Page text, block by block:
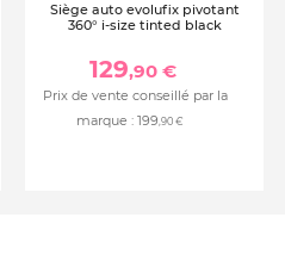
Siège auto evolufix pivotant
360° i-size tinted black
129,90 €
Prix de vente conseillé par la
marque : 199,90 €